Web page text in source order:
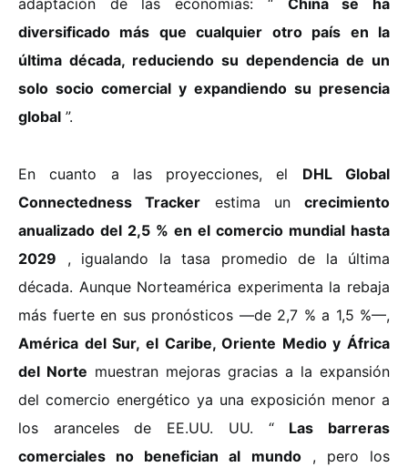
diversificado más que cualquier otro país en la
última década, reduciendo su dependencia de un
solo socio comercial y expandiendo su presencia
global ”.
En cuanto a las proyecciones, el DHL Global
Connectedness Tracker estima un crecimiento
anualizado del 2,5 % en el comercio mundial hasta
2029 , igualando la tasa promedio de la última
década. Aunque Norteamérica experimenta la rebaja
más fuerte en sus pronósticos —de 2,7 % a 1,5 %—,
América del Sur, el Caribe, Oriente Medio y África
del Norte muestran mejoras gracias a la expansión
del comercio energético ya una exposición menor a
los aranceles de EE.UU. UU. “ Las barreras
comerciales no benefician al mundo, pero los